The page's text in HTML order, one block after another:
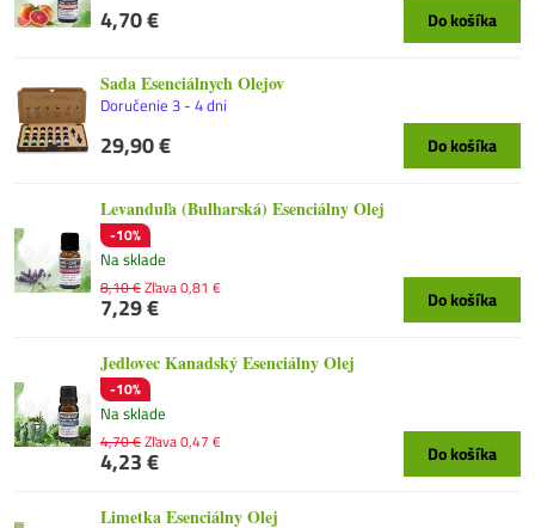
4,70 € Do košíka
Sada Esenciálnych Olejov
Doručenie 3 - 4 dni
29,90 € Do košíka
Levanduľa (Bulharská) Esenciálny Olej
-10%
Na sklade
7,29 €
8,10 €Zľava 0,81 € Do košíka
Jedlovec Kanadský Esenciálny Olej
-10%
Na sklade
4,23 €
4,70 €Zľava 0,47 € Do košíka
Limetka Esenciálny Olej